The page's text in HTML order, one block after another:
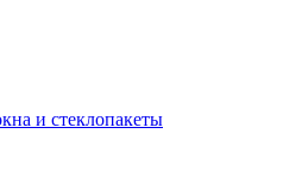
и стеклопакеты